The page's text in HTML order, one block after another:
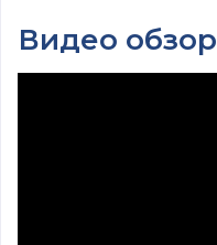
Видео обзор